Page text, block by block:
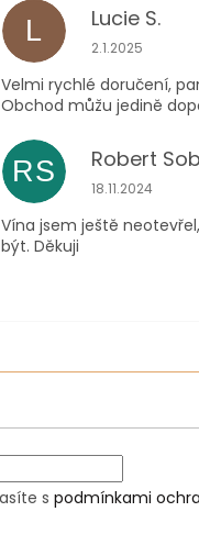
L Lucie S.
Hodnocení
2.1.2025
Velmi rychlé doručení,
Obchod můžu jedině
RS Robert
Hodnocení
18.11.2024
Vína jsem ještě
být. Děkuji
spodmínkami